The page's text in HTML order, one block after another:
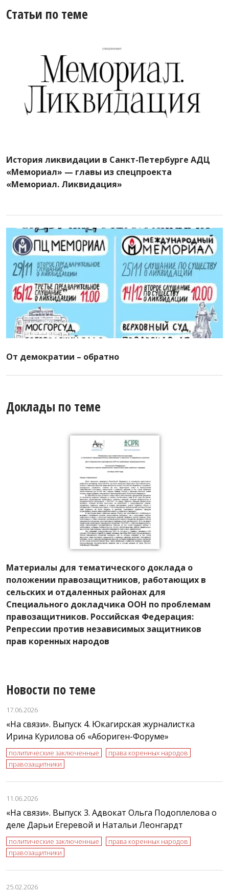
Статьи по теме
История ликвидации в Санкт-Петербурге АДЦ
«Мемориал» — главы из спецпроекта
«Мемориал. Ликвидация»
От демократии – обратно
Доклады по теме
Материалы для тематического доклада о
положении правозащитников, работающих в
сельских и отдаленных районах для
Специального докладчика ООН по проблемам
правозащитников. Российская Федерация:
Репрессии против независимых защитников
прав коренных народов
Новости по теме
17.06.2026
«На связи». Выпуск 4. Юкагирская журналистка
Ирина Курилова об «Абориген-Форуме»
политические заключенные
права коренных народов
правозащитники
11.06.2026
«На связи». Выпуск 3. Адвокат Ольга Подоплелова о
деле Дарьи Егеревой и Натальи Леонгардт
политические заключенные
права коренных народов
правозащитники
25.02.2026